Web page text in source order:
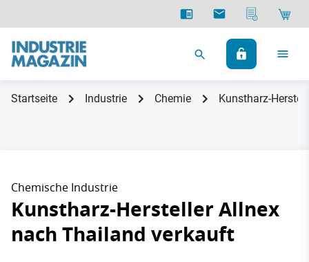
Startseite Industrie Chemie Kunstharz-
Chemische Industrie
Kunstharz-Hersteller Allnex
nach Thailand verkauft